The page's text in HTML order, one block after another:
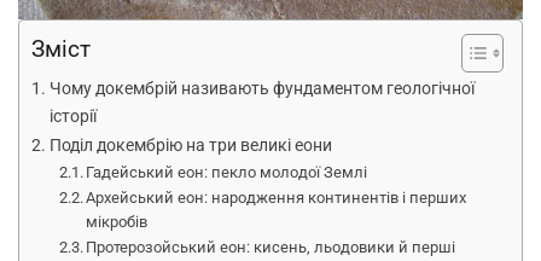
Зміст
Чому докембрій називають фундаментом геологічної
історії
Поділ докембрію на три великі еони
Гадейський еон: пекло молодої Землі
Архейський еон: народження континентів і перших
мікробів
Протерозойський еон: кисень, льодовики й перші